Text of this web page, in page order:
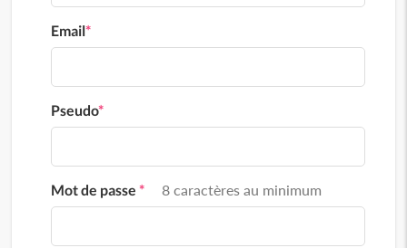
Email*
Pseudo*
Mot de passe * 8 caractères au minimum